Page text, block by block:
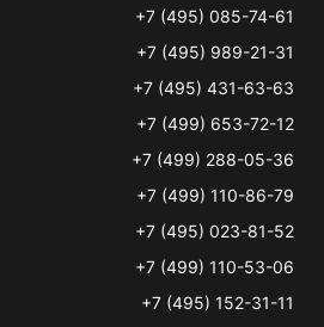
+7 (495) 085-74-61
+7 (495) 989-21-31
+7 (495) 431-63-63
+7 (499) 653-72-12
+7 (499) 288-05-36
+7 (499) 110-86-79
+7 (495) 023-81-52
+7 (499) 110-53-06
+7 (495) 152-31-11